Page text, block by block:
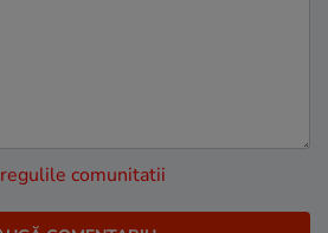
regulile comunitatii